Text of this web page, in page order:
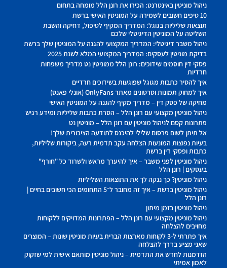
ניהול מוניטין באינטרנט: הכירו את רונן הלל מומחה בתחום
10 טיפים חשובים לשמירה על המוניטין האישי ברשת
תוצאות שליליות בגוגל: המדריך המקיף לטיפול, דחיקה והשבת
השליטה על המוניטין הדיגיטלי שלכם
ניהול משבר דיגיטלי: המדריך המקצועי להגנה על המוניטין שלך ברשת
בדיקת מוניטין לעסקים: המדריך המקצועי המלא לשנת 2025
פסקי דין חוסמים שידוכים: רונן הלל ממוניטין נט מדריך משפחות
חרדיות
איך להסיר כתבות מגוגל שפוגעות בשידוכים חרדיים
איך למחוק תמונות וסרטונים מאתר OnlyFans (אונלי פאנס)
מחיקה של פסק דין – מדריך מקיף להגנה על המוניטין האישי
ניהול מוניטין מקצועי עם רונן הלל – הסרת כתבות שליליות ומידע רגיש
פתרונות קסם לניהול מוניטין עם רונן הלל – מוניטין נט
אל תיתן לשום פרסום שלילי להיכנס לתודעה הציבורית שלך!
בעיות נפוצות המונעות הצלחה עקב תדמית רעה, ביקורות שליליות,
כתבות ופסקי דין ברשת
ניהול מוניטין לפני משבר – איך להיערך מראש ולשרוד כל "חורף"
בעסקים | רונן הלל
ניהול מוניטין? כך ננקה לך את התוצאות השליליות
ניהול מוניטין ברשת – איך זה מחובר ל־5 התחומים הכי חשובים בחיים |
רונן הלל
ניהול מוניטין בזמן מיתון
ניהול מוניטין מקצועי עם רונן הלל – הפתרונות המדויקים ללקוחות
מחויבים להצלחה
איך פתרתי ל-3 לקוחות מארצות הברית בעיות מוניטין שונות – המוצרים
שאני מציע בדרך להצלחה
הזדמנות לחדש את התדמית – ניהול מוניטין מותאם אישית למי שזקוק
לאמון אמיתי